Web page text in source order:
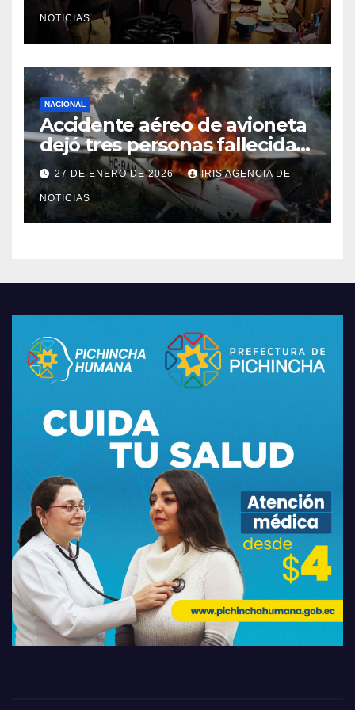
NOTICIAS
NACIONAL
Accidente aéreo de avioneta
dejó tres personas fallecidas
en provincia de Morona
Santiago
27 DE ENERO DE 2026 IRIS AGENCIA DE
NOTICIAS